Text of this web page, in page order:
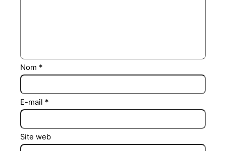
Nom *
E-mail *
Site web